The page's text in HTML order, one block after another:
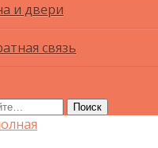
и двери
связь